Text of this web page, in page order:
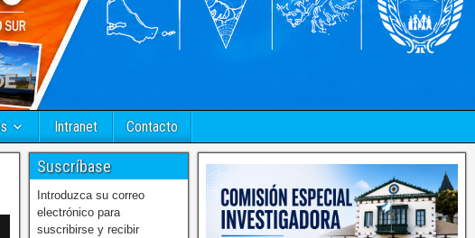
Intranet Contacto
Suscríbase
Introduzca su correo
electrónico para
suscribirse y recibir